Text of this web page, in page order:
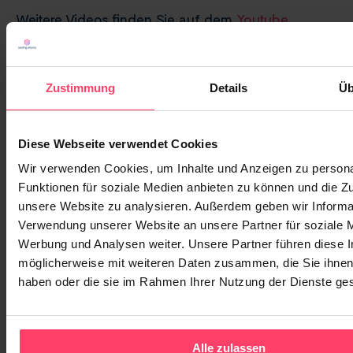
Zustimmung Details
Diese Webseite verwendet Cookies
Wir verwenden Cookies, um Inhalte und Anzeigen zu
Funktionen für soziale Medien anbieten zu können und die
unsere Website zu analysieren. Außerdem geben wir
Verwendung unserer Website an unsere Partner für soziale
Werbung und Analysen weiter. Unsere Partner führen diese
möglicherweise mit weiteren Daten zusammen, die Sie
haben oder die sie im Rahmen Ihrer Nutzung der Dienste
Alle zulassen
Weitere Videos finden Sie auf demYoutube
Channel Native Ads Camp
Ads Camp Blog.
Redaktion